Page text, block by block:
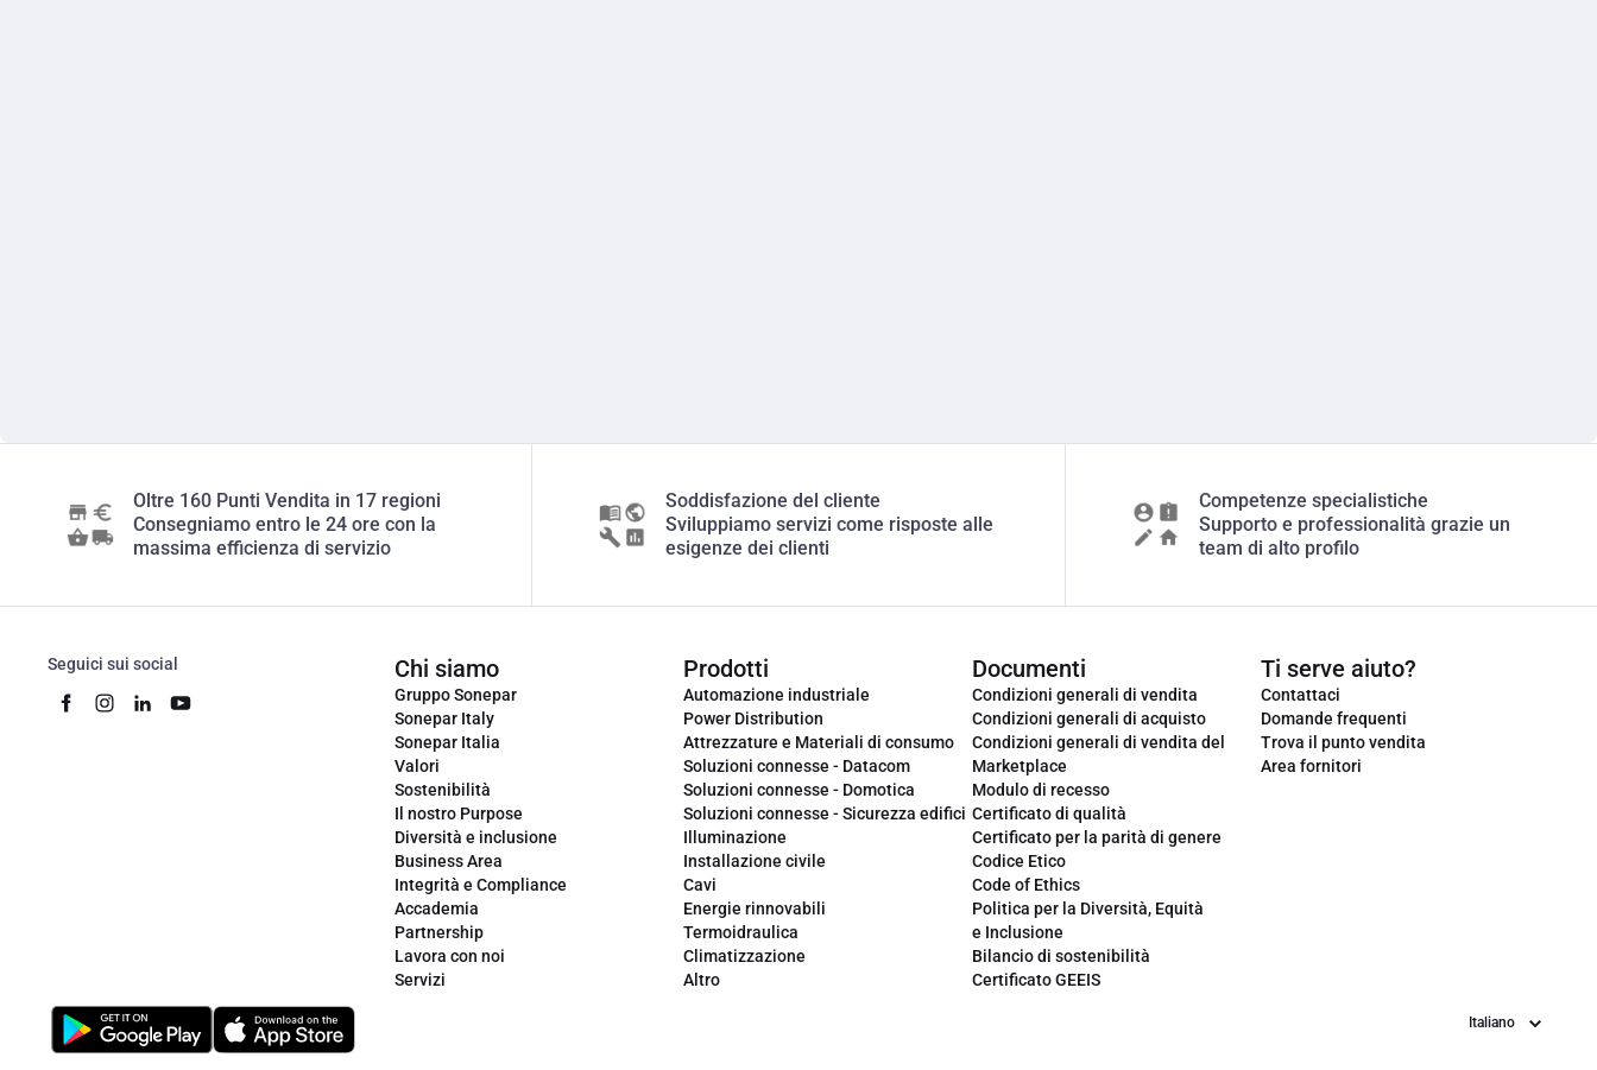
Oltre 160 Punti Vendita in 17 regioni
Consegniamo entro le 24 ore con la
massima efficienza di servizio
Soddisfazione del cliente
Sviluppiamo servizi come risposte alle
esigenze dei clienti
Competenze specialistiche
Supporto e professionalità grazie un
team di alto profilo
Seguici sui social Chi siamo
Gruppo Sonepar
Sonepar Italy
Sonepar Italia
Valori
Sostenibilità
Il nostro Purpose
Diversità e inclusione
Business Area
Integrità e Compliance
Accademia
Partnership
Lavora con noi
Servizi
Prodotti
Automazione industriale
Power Distribution
Attrezzature e Materiali di consumo
Soluzioni connesse - Datacom
Soluzioni connesse - Domotica
Soluzioni connesse - Sicurezza edifici
Illuminazione
Installazione civile
Cavi
Energie rinnovabili
Termoidraulica
Climatizzazione
Altro
Documenti
Condizioni generali di vendita
Condizioni generali di acquisto
Condizioni generali di vendita del
Marketplace
Modulo di recesso
Certificato di qualità
Certificato per la parità di genere
Codice Etico
Code of Ethics
Politica per la Diversità, Equità
e Inclusione
Bilancio di sostenibilità
Certificato GEEIS
Ti serve aiuto?
Contattaci
Domande frequenti
Trova il punto vendita
Area fornitori
Lingua